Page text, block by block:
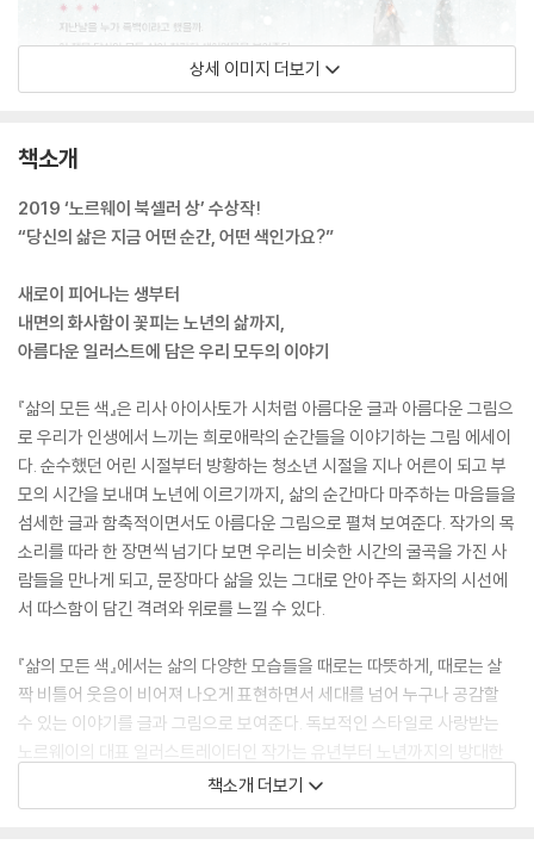
상세 이미지 더보기
책소개
2019 ‘노르웨이 북셀러 상’ 수상작!
“당신의 삶은 지금 어떤 순간, 어떤 색인가요?”
새로이 피어나는 생부터
내면의 화사함이 꽃피는 노년의 삶까지,
아름다운 일러스트에 담은 우리 모두의 이야기
『삶의 모든 색』은 리사 아이사토가 시처럼 아름다운 글과 아름다운 그림으
로 우리가 인생에서 느끼는 희로애락의 순간들을 이야기하는 그림 에세이
다. 순수했던 어린 시절부터 방황하는 청소년 시절을 지나 어른이 되고 부
모의 시간을 보내며 노년에 이르기까지, 삶의 순간마다 마주하는 마음들을
섬세한 글과 함축적이면서도 아름다운 그림으로 펼쳐 보여준다. 작가의 목
소리를 따라 한 장면씩 넘기다 보면 우리는 비슷한 시간의 굴곡을 가진 사
람들을 만나게 되고, 문장마다 삶을 있는 그대로 안아 주는 화자의 시선에
서 따스함이 담긴 격려와 위로를 느낄 수 있다.
『삶의 모든 색』에서는 삶의 다양한 모습들을 때로는 따뜻하게, 때로는 살
짝 비틀어 웃음이 비어져 나오게 표현하면서 세대를 넘어 누구나 공감할
수 있는 이야기를 글과 그림으로 보여준다. 독보적인 스타일로 사랑받는
노르웨이의 대표 일러스트레이터인 작가는 유년부터 노년까지의 방대한
시간을 예리한 시선으로 포착하고, 장면마다 특징이 살아 있는 인물들에게
이야기를 부여하면서 다양한 삶의 모습과 그 속에 담긴 아름다움을 이야기
책소개 더보기